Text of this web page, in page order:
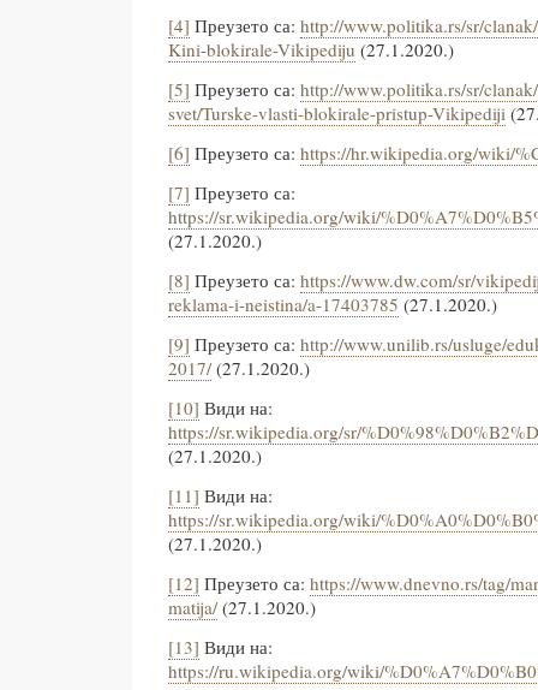
[4] Преузето са: http://www.politika.rs/sr/
Kini-blokirale-Vikipediju (27.1.2020.)
[5] Преузето са: http://www.politika.rs/sr/
svet/Turske-vlasti-blokirale-pristup-Vikipediji
[6] Преузето са: https://hr.wikipedia.org/wiki/
[7] Преузето са:
https://sr.wikipedia.org/wiki/
(27.1.2020.)
[8] Преузето са: https://www.dw.com/sr/
reklama-i-neistina/a-17403785 (27.1.2020.)
[9] Преузето са: http://www.unilib.rs/usluge/
2017/(27.1.2020.)
[10] Види на:
https://sr.wikipedia.org/sr/
(27.1.2020.)
[11] Види на:
https://sr.wikipedia.org/wiki/
(27.1.2020.)
[12] Преузето са: https://www.dnevno.rs/tag/
matija/(27.1.2020.)
[13] Види на:
https://ru.wikipedia.org/wiki/